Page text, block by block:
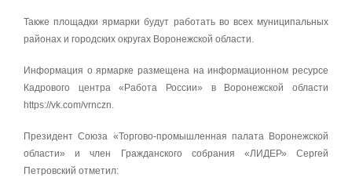
Также площадки ярмарки будут работать во всех муниципальных
районах и городских округах Воронежской области.
Информация о ярмарке размещена на информационном ресурсе
Кадрового центра «Работа России» в Воронежской области
https://vk.com/vrnczn.
Президент Союза «Торгово-промышленная палата Воронежской
области» и член Гражданского собрания «ЛИДЕР» Сергей
Петровский отметил: